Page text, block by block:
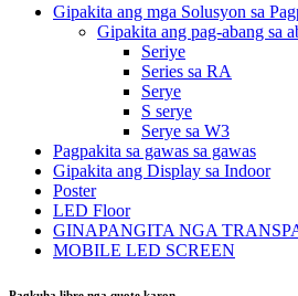
Gipakita ang mga Solusyon sa
Gipakita ang pag-abang sa
Seriye
Series sa RA
Serye
S serye
Serye sa W3
Pagpakita sa gawas sa gawas
Gipakita ang Display sa Indoor
Poster
LED Floor
GINAPANGITA NGA
MOBILE LED SCREEN